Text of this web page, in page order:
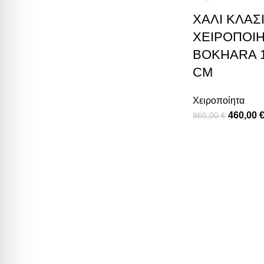
ΧΑΛΊ
BOKHARA
CM
Χειροποίητα
860,00€ 460,00 €